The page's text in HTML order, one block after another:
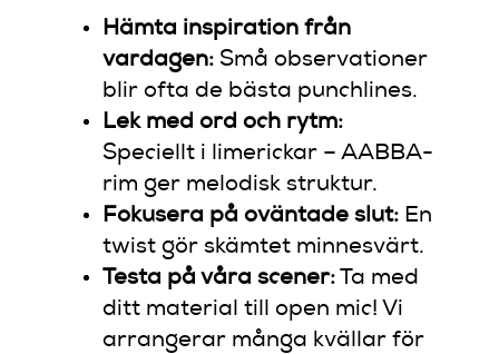
Hämta inspiration från
vardagen: Små observationer
blir ofta de bästa punchlines.
Lek med ord och rytm:
Speciellt i limerickar – AABBA-
rim ger melodisk struktur.
Fokusera på oväntade slut: En
twist gör skämtet minnesvärt.
Testa på våra scener: Ta med
ditt material till open mic! Vi
arrangerar många kvällar för